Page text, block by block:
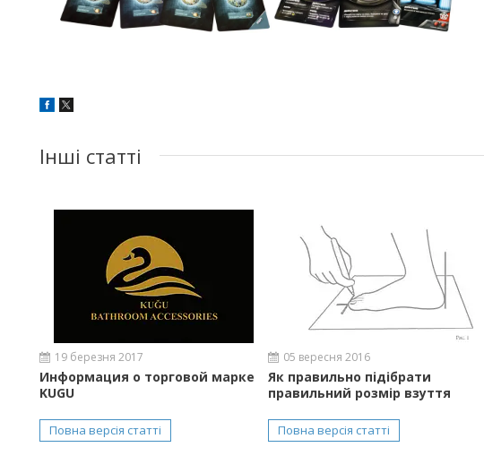
Інші статті
19 березня 2017
Информация о торговой марке
KUGU
Повна версія статті
05 вересня 2016
Як правильно підібрати
правильний розмір взуття
Повна версія статті